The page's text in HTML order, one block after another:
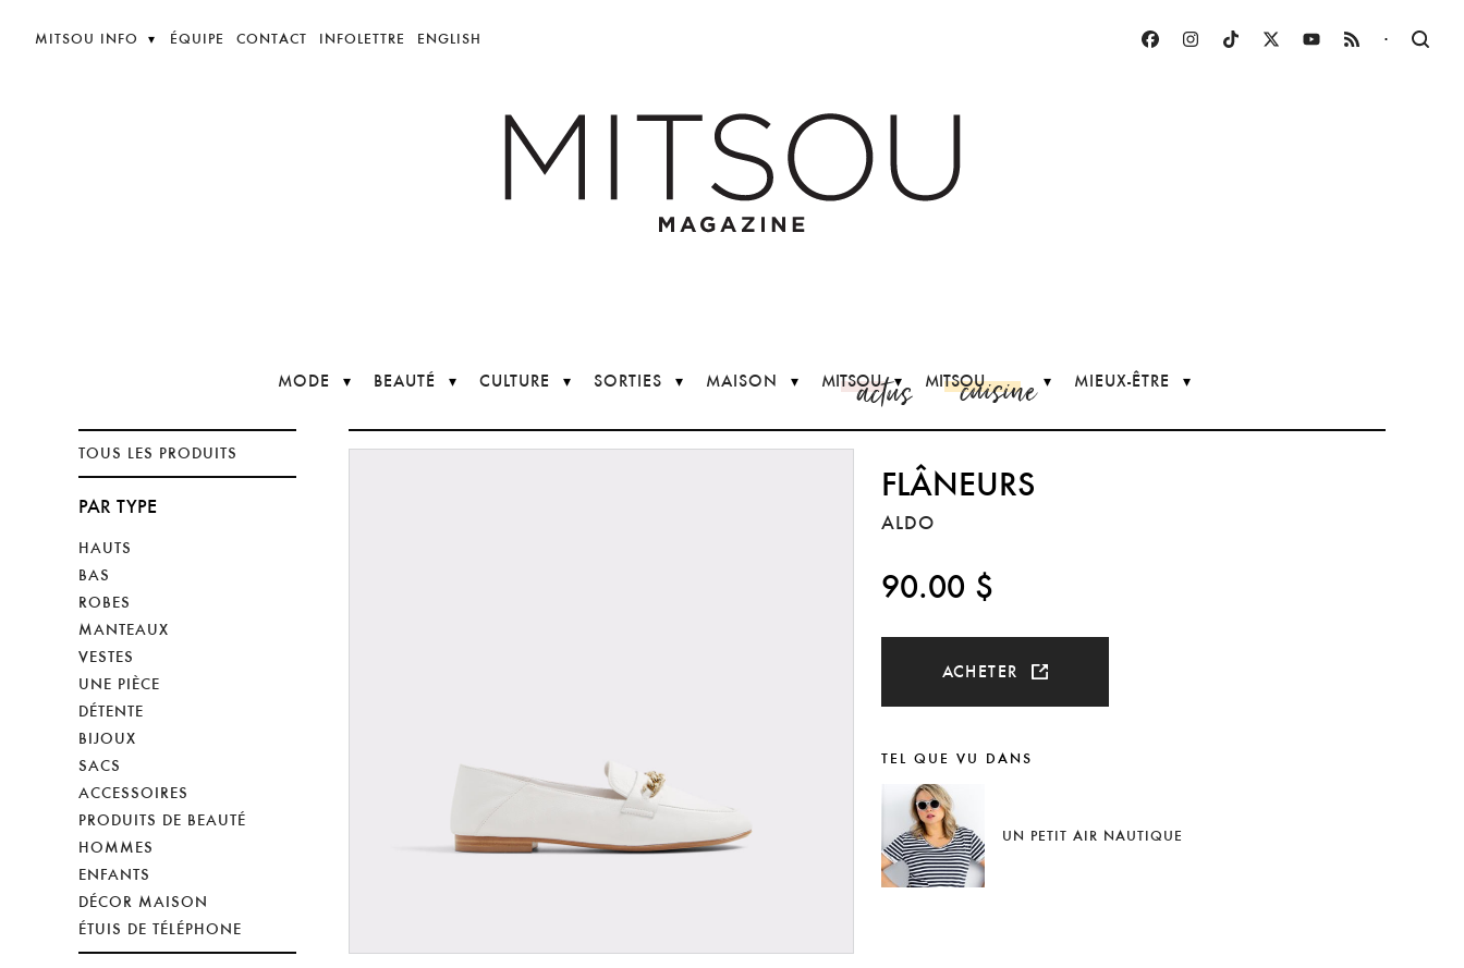
MITSOU INFO ÉQUIPE CONTACT INFOLETTRE ENGLISH ·
MODE BEAUTÉ CULTURE SORTIES MAISON MITSOUactus MITSOUcuisine MIEUX-ÊTRE
TOUS LES PRODUITS
PAR TYPE
HAUTS
BAS
ROBES
MANTEAUX
VESTES
UNE PIÈCE
DÉTENTE
BIJOUX
SACS
ACCESSOIRES
PRODUITS DE BEAUTÉ
HOMMES
ENFANTS
DÉCOR MAISON
ÉTUIS DE TÉLÉPHONE
FLÂNEURS
ALDO
90.00 $
ACHETER
TEL QUE VU DANS
UN PETIT AIR NAUTIQUE